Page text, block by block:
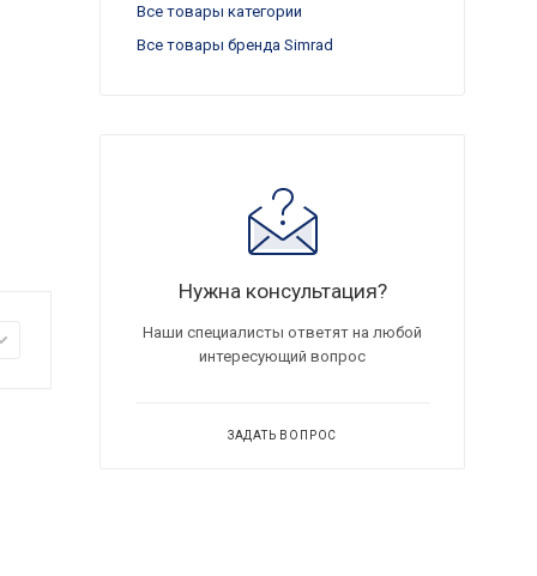
Все товары категории
Все товары бренда Simrad
Нужна консультация?
Наши специалисты ответят на любой
интересующий вопрос
ЗАДАТЬ ВОПРОС